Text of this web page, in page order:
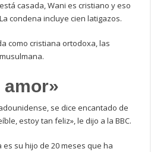
casada, Wani es cristiano y eso
condena incluye cien latigazos.
como cristiana ortodoxa, las
se dice encantado de
estoy tan feliz», le dijo a la BBC.
su hijo de 20 meses que ha